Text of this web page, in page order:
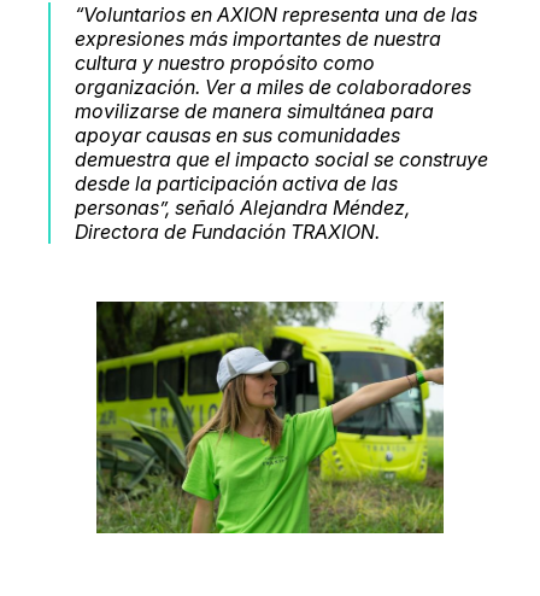
“Voluntarios en AXION representa una de las
expresiones más importantes de nuestra
cultura y nuestro propósito como
organización. Ver a miles de colaboradores
movilizarse de manera simultánea para
apoyar causas en sus comunidades
demuestra que el impacto social se construye
desde la participación activa de las
personas”, señaló Alejandra Méndez,
Directora de Fundación TRAXION.